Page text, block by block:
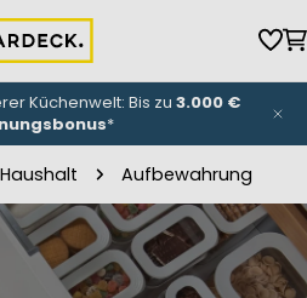
Küchenwelt: Bis zu 3.000 €
*
Haushalt Aufbewahrung